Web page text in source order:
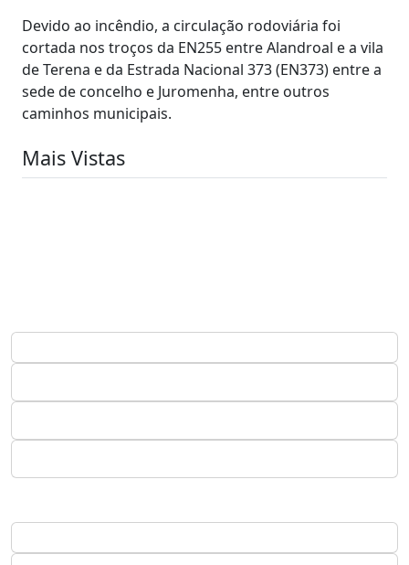
Devido ao incêndio, a circulação rodoviária foi
cortada nos troços da EN255 entre Alandroal e a vila
de Terena e da Estrada Nacional 373 (EN373) entre a
sede de concelho e Juromenha, entre outros
caminhos municipais.
Mais Vistas